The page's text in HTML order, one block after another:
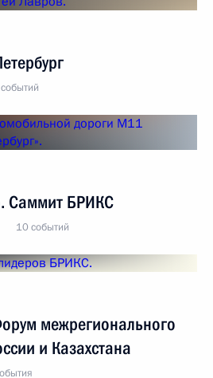
Саммит БРИКС
10 событий
межрегионального
и Казахстана